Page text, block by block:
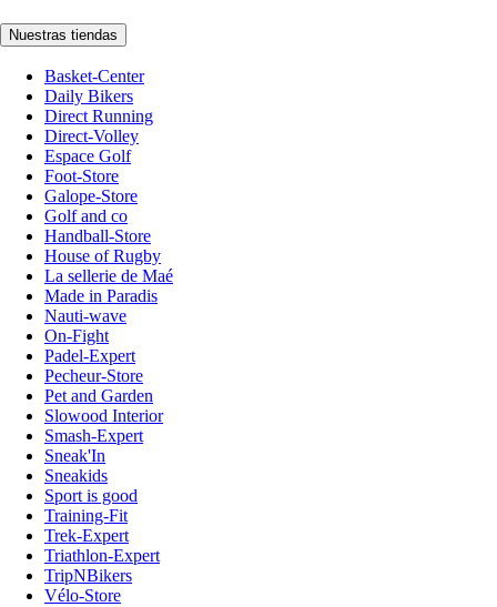
Nuestras tiendas
Basket-Center
Daily Bikers
Direct Running
Direct-Volley
Espace Golf
Foot-Store
Galope-Store
Golf and co
Handball-Store
House of Rugby
La sellerie de Maé
Made in Paradis
Nauti-wave
On-Fight
Padel-Expert
Pecheur-Store
Pet and Garden
Slowood Interior
Smash-Expert
Sneak'In
Sneakids
Sport is good
Training-Fit
Trek-Expert
Triathlon-Expert
TripNBikers
Vélo-Store